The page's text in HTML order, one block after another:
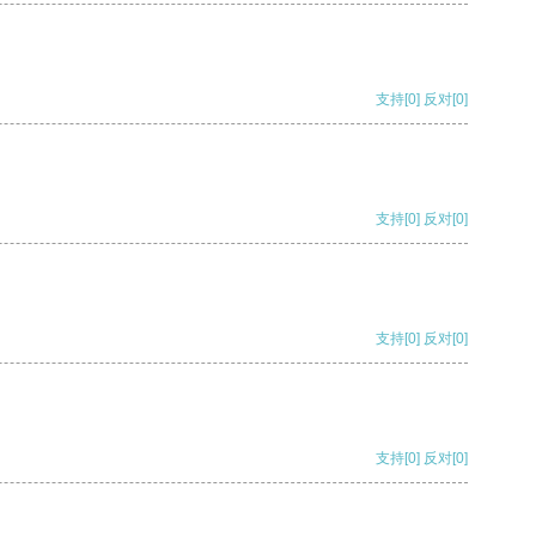
支持[0] 反对[0]
支持[0] 反对[0]
支持[0] 反对[0]
支持[0] 反对[0]